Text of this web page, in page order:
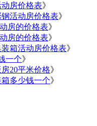
房价格表》
钢活动房价格表》
房的价格表》
房的价格表》
装箱活动房价格表》
一个》
20平米价格》
多少钱一个》